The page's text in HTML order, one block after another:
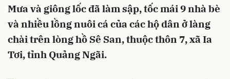
Mưa và giông lốc đã làm sập, tốc mái 9 nhà bè
và nhiều lồng nuôi cá của các hộ dân ở làng
chài trên lòng hồ Sê San, thuộc thôn 7, xã Ia
Tơi, tỉnh Quảng Ngãi.